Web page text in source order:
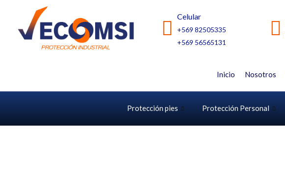
contenido
Celular
+569 82505335
+569 56565131
Inicio Nosotros
Protección pies Protección Personal